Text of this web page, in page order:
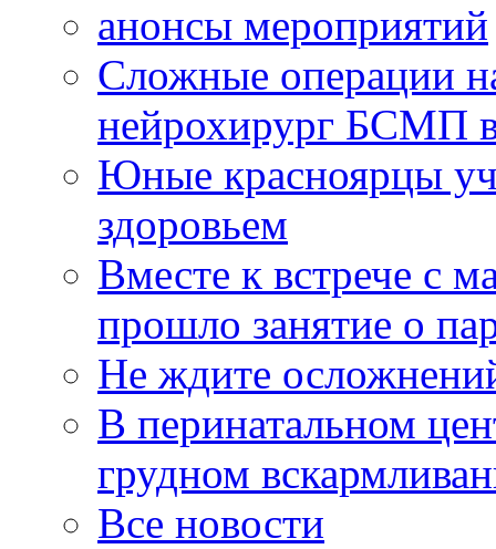
анонсы мероприятий
Сложные операции
нейрохирург БСМП
Юные красноярцы
здоровьем
Вместе к встрече с
прошло занятие о
Не ждите
В перинатальном
грудном
Все новости